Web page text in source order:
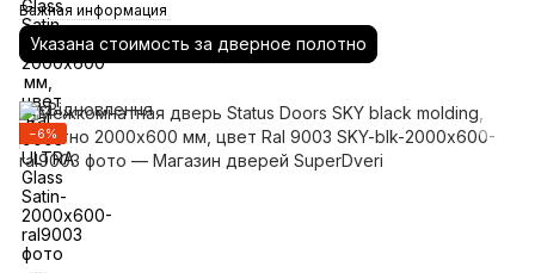
Важная информация
Указана стоимость за дверное полотно
−6%